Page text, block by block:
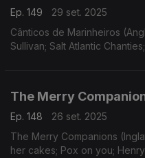
Ep. 149
29 set. 2025
Cânticos de Marinheiros
Sullivan; Salt Atlantic
The Merry
Ep. 148
26 set. 2025
The Merry Companions
her cakes; Pox on you;